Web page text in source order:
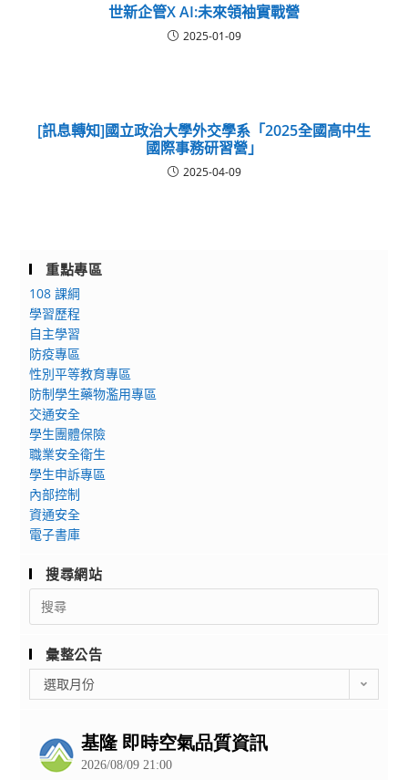
世新企管X AI:未來領袖實戰營
2025-01-09
[訊息轉知]國立政治大學外交學系「2025全國高中生
國際事務研習營」
2025-04-09
重點專區
108 課綱
學習歷程
自主學習
防疫專區
性別平等教育專區
防制學生藥物濫用專區
交通安全
學生團體保險
職業安全衛生
學生申訴專區
內部控制
資通安全
電子書庫
搜尋網站
Search
for:
彙整公告
整
選取月份